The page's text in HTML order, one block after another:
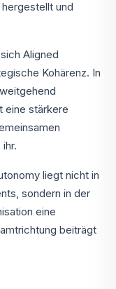
und
Aligned
Kohärenz. In
eine stärkere
liegt nicht in
sondern in der
eine
beiträgt